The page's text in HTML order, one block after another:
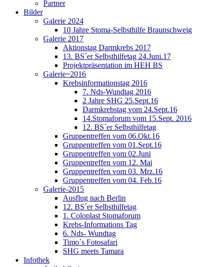
Partner
Bilder
Galerie 2024
10 Jahre Stoma-Selbsthilfe Braunschweig
Galerie 2017
Aktionstag Darmkrebs 2017
13. BS´er Selbsthilfetag 24.Juni.17
Projektpräsentation im HEH BS
Galerie~2016
Krebsinformationstag 2016
7. Nds-Wundtag 2016
2 Jahre SHG 25.Sept.16
Darmkrebstag vom 24.Sept.16
14.Stomaforum vom 15.Sept. 2016
12. BS´er Selbsthilfetag
Gruppentreffen vom 06.Okt.16
Gruppentreffen vom 01.Sept.16
Gruppentreffen vom 02.Juni
Gruppentreffen vom 12. Mai
Gruppentreffen vom 03. Mrz.16
Gruppentreffen vom 04. Feb.16
Galerie-2015
Ausflug nach Berlin
12. BS´er Selbsthilfetag
1. Coloplast Stomaforum
Krebs-Informations Tag
6. Nds- Wundtag
Timo´s Fotosafari
SHG meets Tamara
Infothek